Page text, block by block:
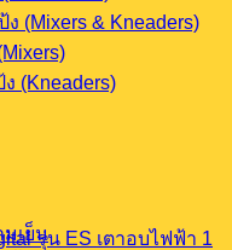
(Mixers & Kneaders)
(Kneaders)
มเย็น
เตาอบไฟฟ้า 1